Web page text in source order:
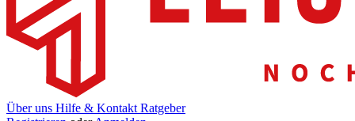
Über uns Hilfe & Kontakt Ratgeber